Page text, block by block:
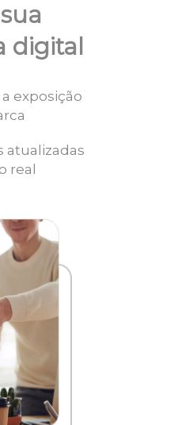
digital
exposição
atualizadas
real